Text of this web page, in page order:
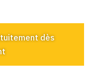
dès